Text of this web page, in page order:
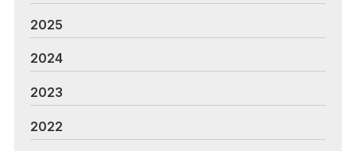
2025
2024
2023
2022